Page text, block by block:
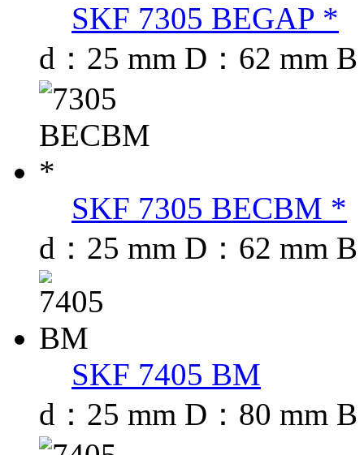
SKF 7305 BEGAP *
d：25 mm D：62 mm
SKF 7305 BECBM *
d：25 mm D：62 mm
SKF 7405 BM
d：25 mm D：80 mm